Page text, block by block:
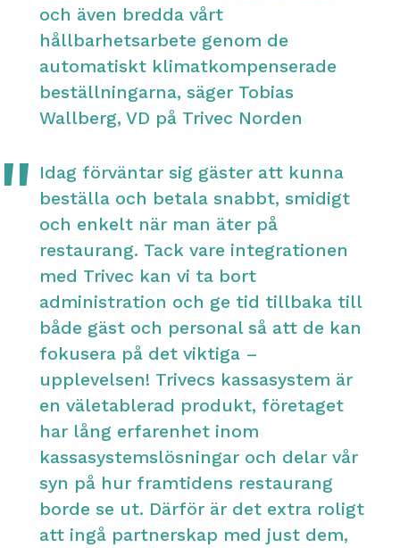
och även bredda vårt
hållbarhetsarbete genom de
automatiskt klimatkompenserade
beställningarna, säger Tobias
Wallberg, VD på Trivec Norden
Idag förväntar sig gäster att kunna
beställa och betala snabbt, smidigt
och enkelt när man äter på
restaurang. Tack vare integrationen
med Trivec kan vi ta bort
administration och ge tid tillbaka till
både gäst och personal så att de kan
fokusera på det viktiga –
upplevelsen! Trivecs kassasystem är
en väletablerad produkt, företaget
har lång erfarenhet inom
kassasystemslösningar och delar vår
syn på hur framtidens restaurang
borde se ut. Därför är det extra roligt
att ingå partnerskap med just dem,